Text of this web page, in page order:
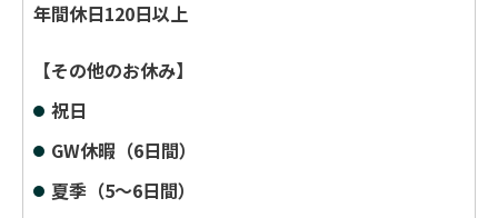
年間休日120日以上
【その他のお休み】
祝日
GW休暇（6日間）
夏季（5〜6日間）